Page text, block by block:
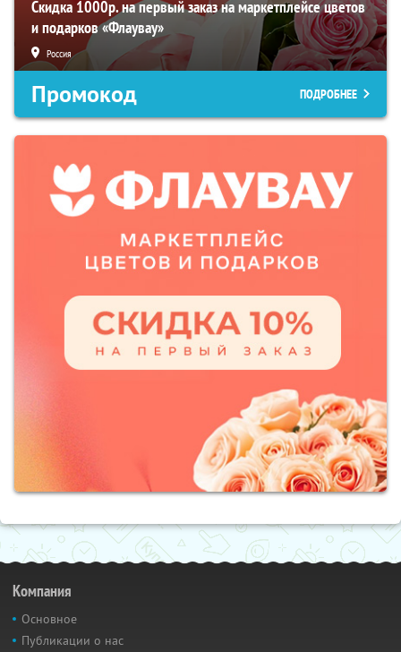
Скидка 1000р. на первый заказ на маркетплейсе цветов
и подарков «Флаувау»
Россия
Промокод ПОДРОБНЕЕ
Компания
Основное
Публикации о нас